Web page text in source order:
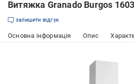
Витяжка Granado Burgos
залишити відгук
Основна інформація Опис